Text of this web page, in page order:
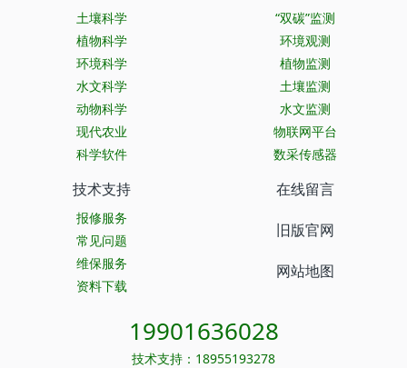
土壤科学
植物科学
环境科学
水文科学
动物科学
现代农业
科学软件
“双碳”监测
环境观测
植物监测
土壤监测
水文监测
物联网平台
数采传感器
技术支持
报修服务
常见问题
维保服务
资料下载
在线留言
旧版官网
网站地图
19901636028
技术支持：18955193278